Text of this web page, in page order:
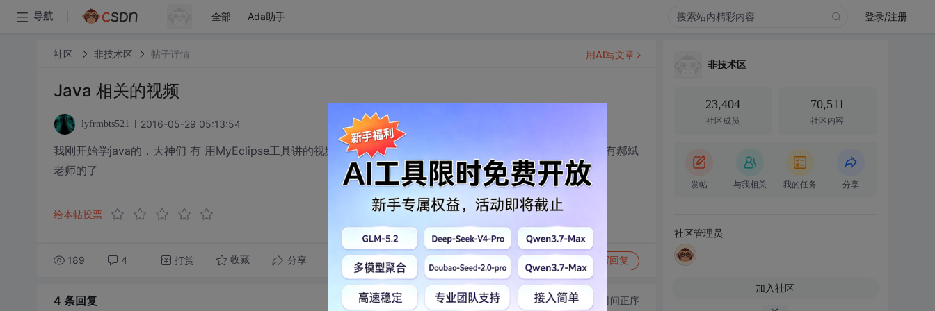
导航 全部 Ada助手 登录/注册
社区 非技术区 帖子详情
Java 相关的视频
lyfrmbts521 2016-05-29 05:13:54
我刚开始学java的，大神们 有 用MyEclipse工具讲的视频吗 或者哪些好的Java视频可以推荐的 讲的比较好的 我有郝斌
老师的了
给本帖投票
189 4 打赏 收藏 分享 转发到动态 举报 写回复
用AI写文章
4 条回复 切换为时间正序
非技术区
23,404
社区成员
70,511
社区内容
发帖 与我相关 我的任务 分享
社区管理员
加入社区